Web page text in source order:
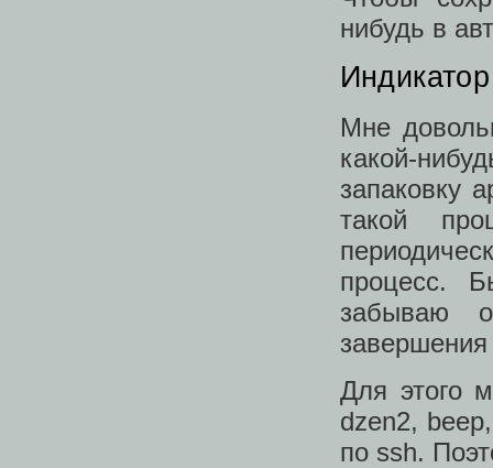
нибудь в
Мне
какой-
запаковку
такой
процесс.
забываю
завершения
Для этого
dzen2,
по ssh.